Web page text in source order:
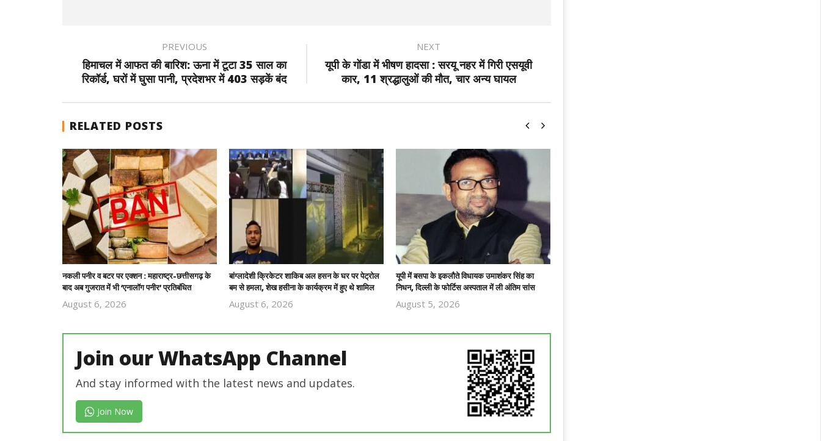
PREVIOUS
हिमाचल में आफत की बारिश: ऊना में टूटा 35 साल का
रिकॉर्ड, घरों में घुसा पानी, प्रदेशभर में 403 सड़कें बंद
NEXT
यूपी के गोंडा में भीषण हादसा : सरयू नहर में गिरी एसयूवी
कार, 11 श्रद्धालुओं की मौत, चार अन्य घायल
RELATED POSTS
नकली पनीर व बटर पर एक्शन : महाराष्ट्र-छत्तीसगढ़ के
बाद अब गुजरात में भी ‘एनालॉग पनीर’ प्रतिबंधित
August 6, 2026
बांग्लादेशी क्रिकेटर शाकिब अल हसन के घर पर पेट्रोल
बम से हमला, शेख हसीना के कार्यक्रम में हुए थे शामिल
August 6, 2026
यूपी में बसपा के इकलौते विधायक उमाशंकर सिंह का
निधन, दिल्ली के फोर्टिस अस्पताल में ली अंतिम सांस
August 5, 2026
Join our WhatsApp Channel
And stay informed with the latest news and updates.
Join Now